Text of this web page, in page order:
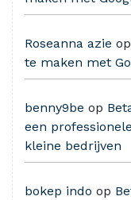
Roseanna azie op
te maken met
benny9be op
een
kleine bedrijven
bokep indo op